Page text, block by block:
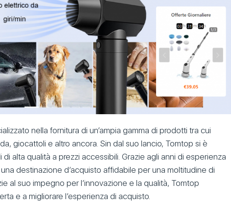
nella fornitura di un’ampia gamma di prodotti tra cui
giocattoli e altro ancora. Sin dal suo lancio, Tomtop si è
alta qualità a prezzi accessibili. Grazie agli anni di esperienza
destinazione d’acquisto affidabile per una moltitudine di
al suo impegno per l’innovazione e la qualità, Tomtop
e a migliorare l’esperienza di acquisto.